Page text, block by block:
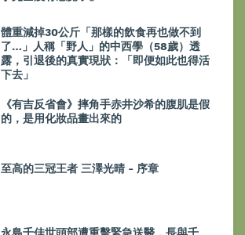
體重減掉30公斤「那樣的飲食再也做不到
了…」人稱「野人」的中西學（58歲）透
露，引退後的真實現狀：「即便如此也得活
下去」
《有吉反省會》摔角手赤井沙希的腹肌是假
的，是用化妝品畫出來的
至高的三冠王者 三澤光晴 - 序章
永島千佳世頭部遭重擊緊急送醫，長與千